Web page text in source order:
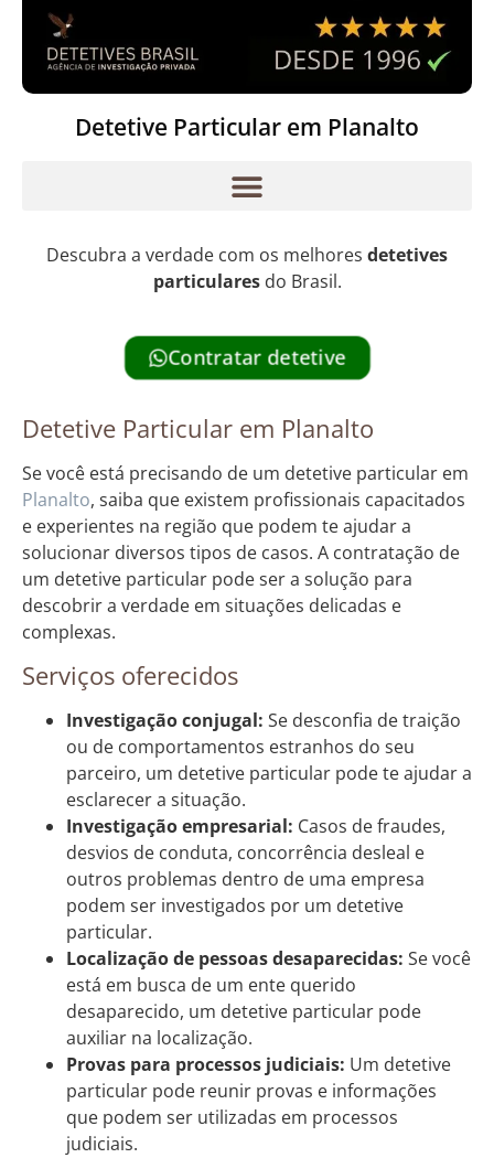
Detetive Particular em Planalto
Descubra a verdade com os melhores detetives
particularesdo Brasil.
Contratar detetive
Detetive Particular em Planalto
Se você está precisando de um detetive particular em
Planalto, saiba que existem profissionais capacitados
e experientes na região que podem te ajudar a
solucionar diversos tipos de casos. A contratação de
um detetive particular pode ser a solução para
descobrir a verdade em situações delicadas e
complexas.
Serviços oferecidos
Investigação conjugal: Se desconfia de traição
ou de comportamentos estranhos do seu
parceiro, um detetive particular pode te ajudar a
esclarecer a situação.
Investigação empresarial: Casos de fraudes,
desvios de conduta, concorrência desleal e
outros problemas dentro de uma empresa
podem ser investigados por um detetive
particular.
Localização de pessoas desaparecidas: Se você
está em busca de um ente querido
desaparecido, um detetive particular pode
auxiliar na localização.
Provas para processos judiciais: Um detetive
particular pode reunir provas e informações
que podem ser utilizadas em processos
judiciais.